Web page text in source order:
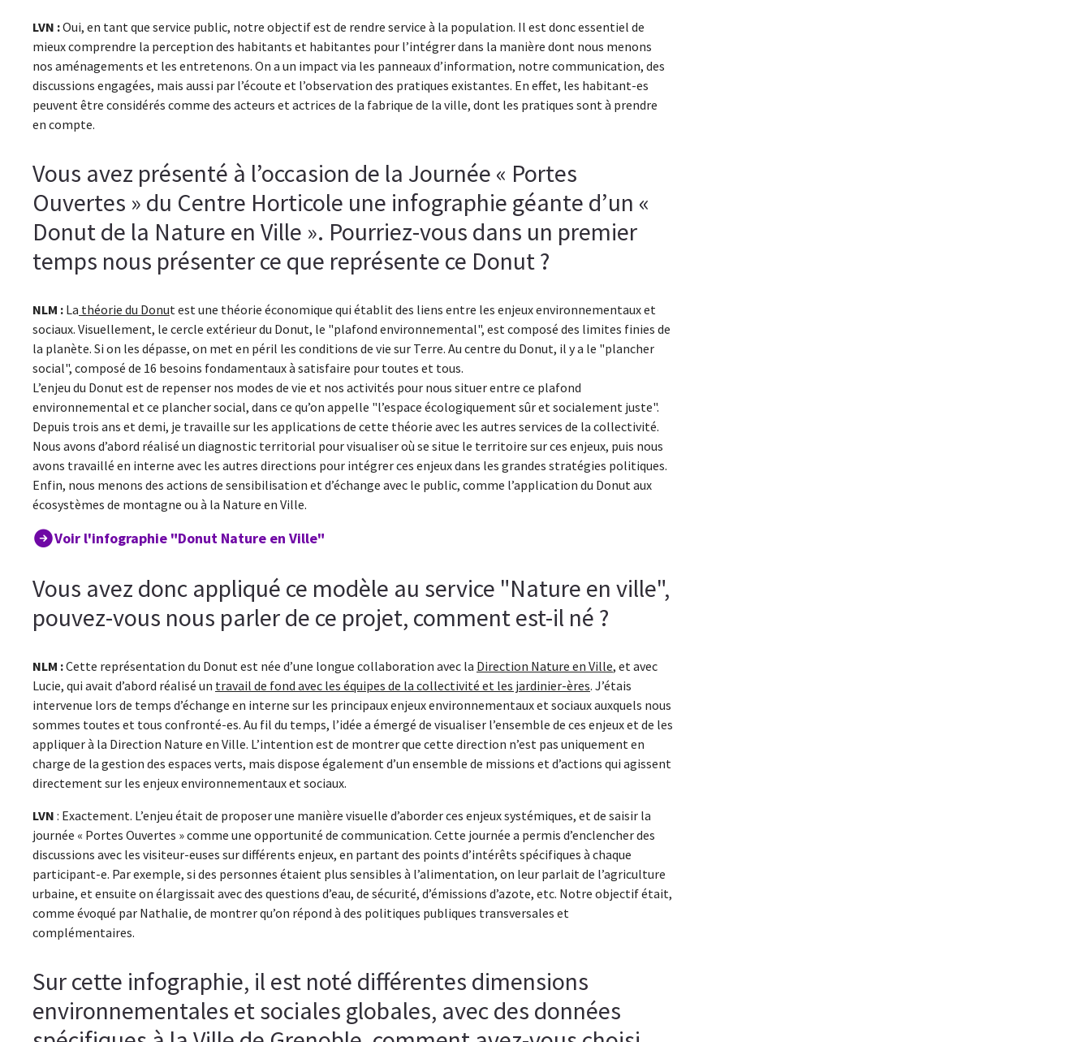
LVN :Oui, en tant que service public, notre objectif est de rendre service à la population. Il est donc essentiel de
mieux comprendre la perception des habitants et habitantes pour l’intégrer dans la manière dont nous menons
nos aménagements et les entretenons. On a un impact via les panneaux d’information, notre communication, des
discussions engagées, mais aussi par l’écoute et l’observation des pratiques existantes. En effet, les habitant-es
peuvent être considérés comme des acteurs et actrices de la fabrique de la ville, dont les pratiques sont à prendre
en compte.
Vous avez présenté à l’occasion de la Journée « Portes
Ouvertes » du Centre Horticole une infographie géante d’un «
Donut de la Nature en Ville ». Pourriez-vous dans un premier
temps nous présenter ce que représente ce Donut ?
NLM : La théorie du Donut est une théorie économique qui établit des liens entre les enjeux environnementaux et
sociaux. Visuellement, le cercle extérieur du Donut, le "plafond environnemental", est composé des limites finies de
la planète. Si on les dépasse, on met en péril les conditions de vie sur Terre. Au centre du Donut, il y a le "plancher
social", composé de 16 besoins fondamentaux à satisfaire pour toutes et tous.
L’enjeu du Donut est de repenser nos modes de vie et nos activités pour nous situer entre ce plafond
environnemental et ce plancher social, dans ce qu’on appelle "l’espace écologiquement sûr et socialement juste".
Depuis trois ans et demi, je travaille sur les applications de cette théorie avec les autres services de la collectivité.
Nous avons d’abord réalisé un diagnostic territorial pour visualiser où se situe le territoire sur ces enjeux, puis nous
avons travaillé en interne avec les autres directions pour intégrer ces enjeux dans les grandes stratégies politiques.
Enfin, nous menons des actions de sensibilisation et d’échange avec le public, comme l’application du Donut aux
écosystèmes de montagne ou à la Nature en Ville.
Voir l'infographie "Donut Nature en Ville"
Vous avez donc appliqué ce modèle au service "Nature en ville",
pouvez-vous nous parler de ce projet, comment est-il né ?
NLM :Cette représentation du Donut est née d’une longue collaboration avec la Direction Nature en Ville, et avec
Lucie, qui avait d’abord réalisé un travail de fond avec les équipes de la collectivité et les jardinier-ères. J’étais
intervenue lors de temps d’échange en interne sur les principaux enjeux environnementaux et sociaux auxquels nous
sommes toutes et tous confronté-es. Au fil du temps, l’idée a émergé de visualiser l’ensemble de ces enjeux et de les
appliquer à la Direction Nature en Ville. L’intention est de montrer que cette direction n’est pas uniquement en
charge de la gestion des espaces verts, mais dispose également d’un ensemble de missions et d’actions qui agissent
directement sur les enjeux environnementaux et sociaux.
LVN : Exactement. L’enjeu était de proposer une manière visuelle d’aborder ces enjeux systémiques, et de saisir la
journée « Portes Ouvertes » comme une opportunité de communication. Cette journée a permis d’enclencher des
discussions avec les visiteur-euses sur différents enjeux, en partant des points d’intérêts spécifiques à chaque
participant-e. Par exemple, si des personnes étaient plus sensibles à l’alimentation, on leur parlait de l’agriculture
urbaine, et ensuite on élargissait avec des questions d’eau, de sécurité, d’émissions d’azote, etc. Notre objectif était,
comme évoqué par Nathalie, de montrer qu’on répond à des politiques publiques transversales et
complémentaires.
Sur cette infographie, il est noté différentes dimensions
environnementales et sociales globales, avec des données